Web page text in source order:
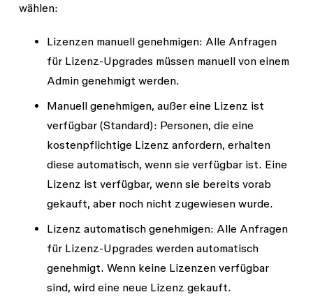
Enterprise-Abo hast und FigJam-
Lizenzen über ein True-up hinzugefügt
hast, die jedoch noch nicht bezahlt
wurden, wird keine unzugewiesene
Collab-Lizenz hinzugefügt.
wählen:
Lizenzen manuell genehmigen: Alle Anfragen
für Lizenz-Upgrades müssen manuell von einem
Admin genehmigt werden.
Manuell genehmigen, außer eine Lizenz ist
verfügbar(Standard): Personen, die eine
kostenpflichtige Lizenz anfordern, erhalten
diese automatisch, wenn sie verfügbar ist. Eine
Lizenz ist verfügbar, wenn sie bereits vorab
gekauft, aber noch nicht zugewiesen wurde.
Lizenz automatisch genehmigen: Alle Anfragen
für Lizenz-Upgrades werden automatisch
genehmigt. Wenn keine Lizenzen verfügbar
sind, wird eine neue Lizenz gekauft.